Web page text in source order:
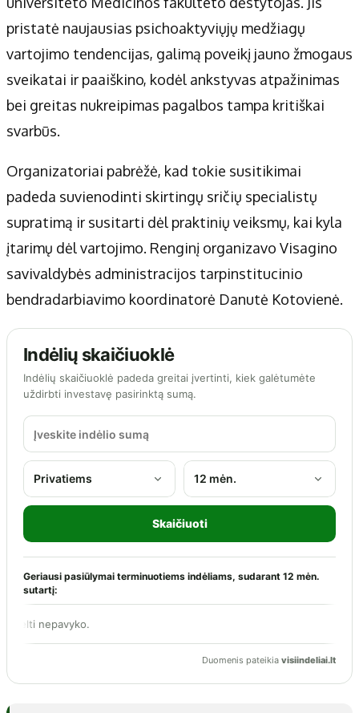
pristatė naujausias psichoaktyviųjų medžiagų
vartojimo tendencijas, galimą poveikį jauno žmogaus
sveikatai ir paaiškino, kodėl ankstyvas atpažinimas
bei greitas nukreipimas pagalbos tampa kritiškai
svarbūs.
Organizatoriai pabrėžė, kad tokie susitikimai
padeda suvienodinti skirtingų sričių specialistų
supratimą ir susitarti dėl praktinių veiksmų, kai kyla
įtarimų dėl vartojimo. Renginį organizavo Visagino
savivaldybės administracijos tarpinstitucinio
bendradarbiavimo koordinatorė Danutė Kotovienė.